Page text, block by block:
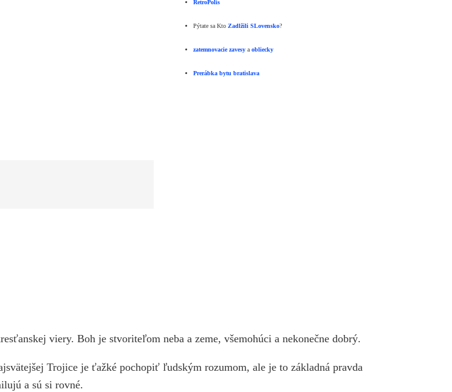
RetroPolis
Pýtate sa Kto Zadlžili SLovensko?
zatemnovacie zavesya obliecky
Prerábka bytu bratislava
viery. Boh je stvoriteľom neba a zeme, všemohúci a nekonečne dobrý.
Trojice je ťažké pochopiť ľudským rozumom, ale je to základná pravda
a sú si rovné.